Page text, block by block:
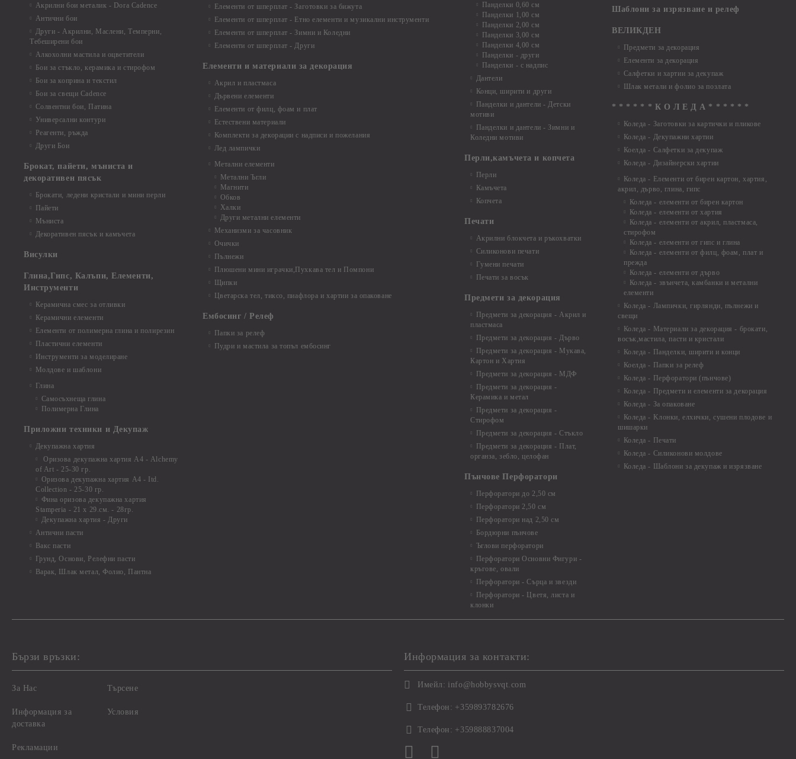
Акрилни бои металик - Dora Cadence
Антични бои
Други - Акрилни, Маслени, Темперни,
Тебеширени бои
Алкохолни мастила и оцветители
Бои за стъкло, керамика и стирофом
Бои за коприна и текстил
Бои за свещи Cadence
Солвентни бои, Патина
Универсални контури
Реагенти, ръжда
Други Бои
Брокат, пайети, мъниста и
декоративен пясък
Брокати, ледени кристали и мини перли
Пайети
Мъниста
Декоративен пясък и камъчета
Висулки
Глина,Гипс, Калъпи, Елементи,
Инструменти
Керамична смес за отливки
Керамични елементи
Елементи от полимерна глина и полирезин
Пластични елементи
Инструменти за моделиране
Молдове и шаблони
Глина
Самосъхнеща глина
Полимерна Глина
Приложни техники и Декупаж
Декупажна хартия
Оризова декупажна хартия А4 - Alchemy
of Art - 25-30 гр.
Оризова декупажна хартия А4 - Itd.
Collection - 25-30 гр.
Фина оризова декупажна хартия
Stamperia - 21 х 29.см. - 28гр.
Декупажна хартия - Други
Антични пасти
Вакс пасти
Грунд, Основи, Релефни пасти
Варак, Шлак метал, Фолио, Пантна
Елементи от шперплат - Заготовки за бижута
Елементи от шперплат - Етно елементи и музикални инструменти
Елементи от шперплат - Зимни и Коледни
Елементи от шперплат - Други
Елементи и материали за декорация
Акрил и пластмаса
Дървени елементи
Елементи от филц, фоам и плат
Естествени материали
Комплекти за декорации с надписи и пожелания
Лед лампички
Метални елементи
Метални Ъгли
Магнити
Обков
Халки
Други метални елементи
Механизми за часовник
Очички
Пълнежи
Плюшени мини играчки,Пухкава тел и Помпони
Щипки
Цветарска тел, тиксо, пиафлора и хартии за опаковане
Ембосинг / Релеф
Папки за релеф
Пудри и мастила за топъл ембосинг
Панделки 0,60 см
Панделки 1,00 см
Панделки 2,00 см
Панделки 3,00 см
Панделки 4,00 см
Панделки - други
Панделки - с надпис
Дантели
Конци, ширити и други
Панделки и дантели - Детски
мотиви
Панделки и дантели - Зимни и
Коледни мотиви
Перли,камъчета и копчета
Перли
Камъчета
Копчета
Печати
Акрилни блокчета и ръкохватки
Силиконови печати
Гумени печати
Печати за восък
Предмети за декорация
Предмети за декорация - Акрил и
пластмаса
Предмети за декорация - Дърво
Предмети за декорация - Мукава,
Картон и Хартия
Предмети за декорация - МДФ
Предмети за декорация -
Керамика и метал
Предмети за декорация -
Стирофом
Предмети за декорация - Стъкло
Предмети за декорация - Плат,
органза, зебло, целофан
Пънчове Перфоратори
Перфоратори до 2,50 см
Перфоратори 2,50 см
Перфоратори над 2,50 см
Бордюрни пънчове
Ъглови перфоратори
Перфоратори Основни Фигури -
кръгове, овали
Перфоратори - Сърца и звезди
Перфоратори - Цветя, листа и
клонки
Шаблони за изрязване и релеф
ВЕЛИКДЕН
Предмети за декорация
Елементи за декорация
Салфетки и хартии за декупаж
Шлак метали и фолио за позлата
* * * * * * К О Л Е Д А * * * * * *
Коледа - Заготовки за картички и пликове
Коледа - Декупажни хартии
Коелда - Салфетки за декупаж
Коледа - Дизайнерски хартии
Коледа - Eлементи от бирен картон, хартия,
акрил, дърво, глина, гипс
Коледа - елементи от бирен картон
Коледа - елементи от хартия
Коледа - елементи от акрил, пластмаса,
стирофом
Коледа - елементи от гипс и глина
Коледа - елементи от филц, фоам, плат и
прежда
Коледа - елементи от дърво
Коледа - звънчета, камбанки и метални
елементи
Коледа - Лампички, гирлянди, пълнежи и
свещи
Коледа - Материали за декорация - брокати,
восък,мастила, пасти и кристали
Коледа - Панделки, ширити и конци
Коелда - Папки за релеф
Коледа - Перфоратори (пънчове)
Коледа - Предмети и елементи за декорация
Коледа - За опаковане
Коледа - Kлонки, елхички, сушени плодове и
шишарки
Коледа - Печати
Коледа - Силиконови молдове
Коледа - Шаблони за декупаж и изрязване
Бързи връзки:
За Нас
Информация за
доставка
Рекламации
Търсене
Условия
Информация за контакти:
Имейл: info@hobbysvqt.com
Телефон: +359893782676
Телефон: +359888837004